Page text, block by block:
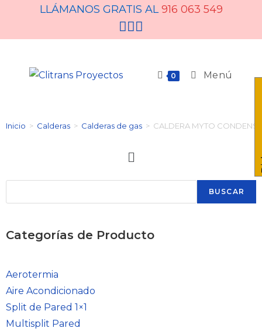
LLÁMANOS GRATIS AL916 063 549
0 Menú
Inicio > Calderas > Calderas de gas > CALDERA MYTO CONDENS
BUSCAR
Categorías de Producto
Aerotermia
Aire Acondicionado
Split de Pared 1×1
Multisplit Pared